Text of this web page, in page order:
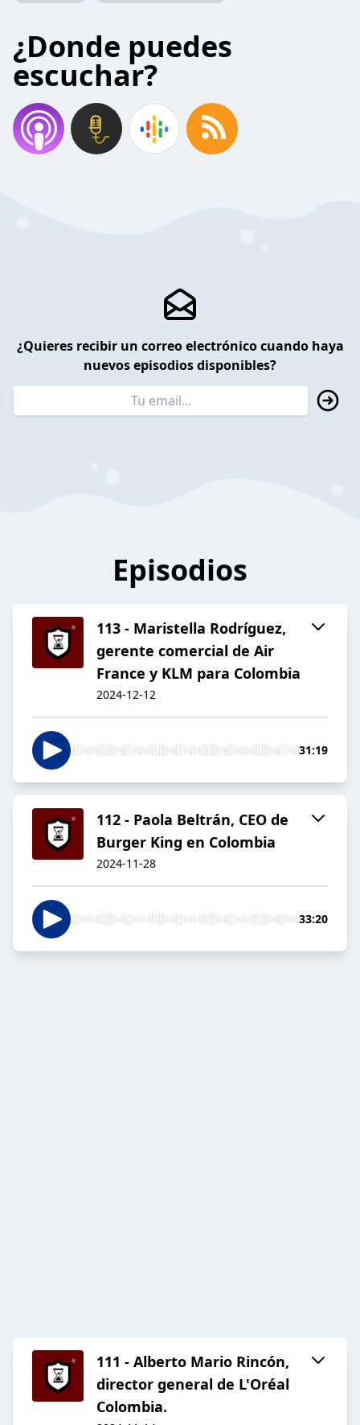
¿Donde puedes
escuchar?
¿Quieres recibir un correo electrónico cuando haya
nuevos episodios disponibles?
Episodios
113 - Maristella Rodríguez,
gerente comercial de Air
France y KLM para Colombia
2024-12-12
31:19
112 - Paola Beltrán, CEO de
Burger King en Colombia
2024-11-28
33:20
111 - Alberto Mario Rincón,
director general de L'Oréal
Colombia.